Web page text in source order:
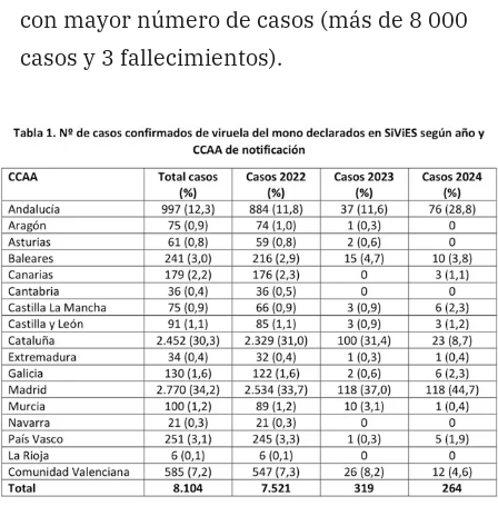
con mayor número de casos (más de 8 000
casos y 3 fallecimientos).